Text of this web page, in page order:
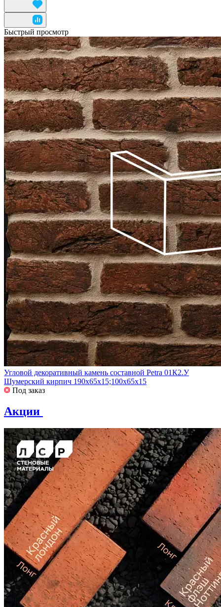
Быстрый просмотр
Угловой декоративный камень составной Petra 01К2.У
Шумерский кирпич 190х65х15;100х65х15
Под заказ
Акции